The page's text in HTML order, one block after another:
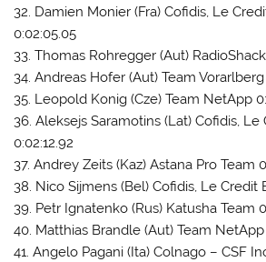
32. Damien Monier (Fra) Cofidis, Le
0:02:05.05
33. Thomas Rohregger (Aut)
34. Andreas Hofer (Aut) Team Vorarlberg
35. Leopold Konig (Cze) Team NetApp
36. Aleksejs Saramotins (Lat) Cofidis,
0:02:12.92
37. Andrey Zeits (Kaz) Astana Pro Team
38. Nico Sijmens (Bel) Cofidis, Le Credit
39. Petr Ignatenko (Rus) Katusha Team
40. Matthias Brandle (Aut) Team NetApp
41. Angelo Pagani (Ita) Colnago – CSF